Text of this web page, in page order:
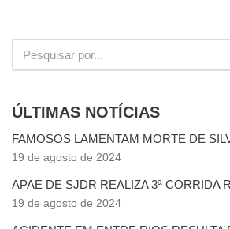
ÚLTIMAS NOTÍCIAS
FAMOSOS LAMENTAM MORTE DE
19 de agosto de 2024
APAE DE SJDR REALIZA 3ª CORRIDA
19 de agosto de 2024